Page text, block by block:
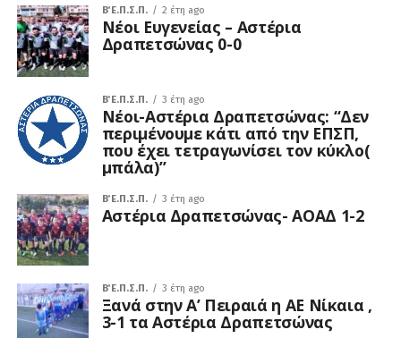
Β΄ Ε.Π.Σ.Π. 2 έτη ago
Νέοι Ευγενείας – Αστέρια
Δραπετσώνας 0-0
Β΄ Ε.Π.Σ.Π. 3 έτη ago
Νέοι-Αστέρια Δραπετσώνας: “Δεν
περιμένουμε κάτι από την ΕΠΣΠ,
που έχει τετραγωνίσει τον κύκλο(
μπάλα)”
Β΄ Ε.Π.Σ.Π. 3 έτη ago
Αστέρια Δραπετσώνας- ΑΟΑΔ 1-2
Β΄ Ε.Π.Σ.Π. 3 έτη ago
Ξανά στην Α’ Πειραιά η ΑΕ Νίκαια ,
3-1 τα Αστέρια Δραπετσώνας